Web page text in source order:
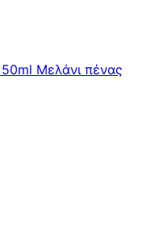
Μελάνι πένας